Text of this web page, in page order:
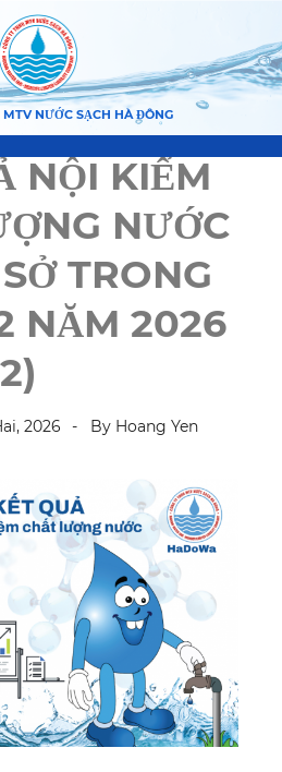
MTV NƯỚC SẠCH HÀ ĐÔNG
NỘI KIỂM
NƯỚC
TRONG
NĂM 2026
2026 By Hoang Yen